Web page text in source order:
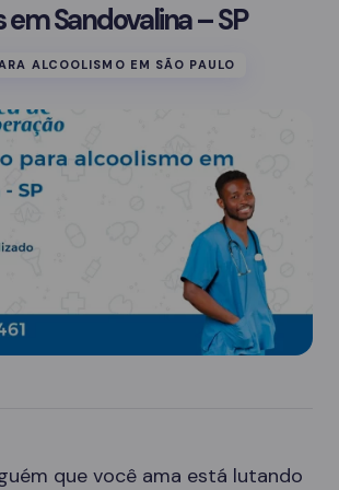
Sandovalina – SP
ALCOOLISMO EM SÃO PAULO
que você ama está lutando